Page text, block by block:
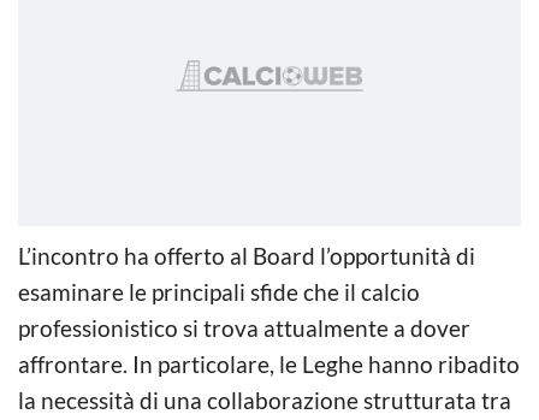
L’incontro ha offerto al Board l’opportunità di
esaminare le principali sfide che il calcio
professionistico si trova attualmente a dover
affrontare. In particolare, le Leghe hanno ribadito
la necessità di una collaborazione strutturata tra